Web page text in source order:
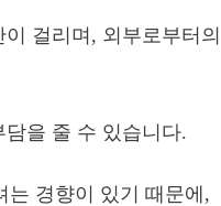
걸리며, 외부로부터의
을 줄 수 있습니다.
는 경향이 있기 때문에,